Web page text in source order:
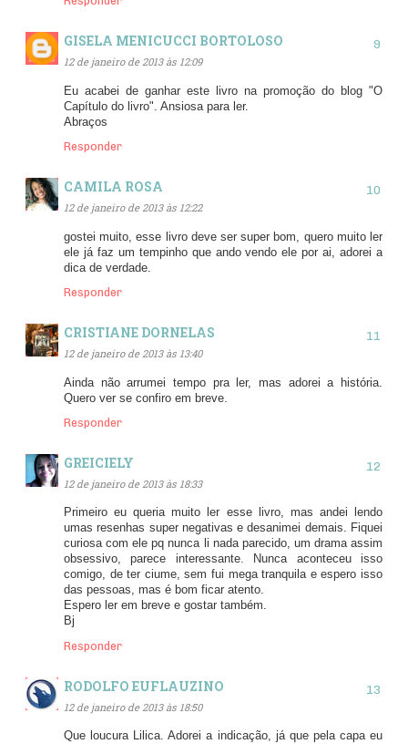
GISELA MENICUCCI BORTOLOSO
12 de janeiro de 2013 às 12:09
Eu acabei de ganhar este livro na promoção do blog "O
Capítulo do livro". Ansiosa para ler.
Abraços
Responder
CAMILA ROSA
12 de janeiro de 2013 às 12:22
gostei muito, esse livro deve ser super bom, quero muito ler
ele já faz um tempinho que ando vendo ele por ai, adorei a
dica de verdade.
Responder
CRISTIANE DORNELAS
12 de janeiro de 2013 às 13:40
Ainda não arrumei tempo pra ler, mas adorei a história.
Quero ver se confiro em breve.
Responder
GREICIELY
12 de janeiro de 2013 às 18:33
Primeiro eu queria muito ler esse livro, mas andei lendo
umas resenhas super negativas e desanimei demais. Fiquei
curiosa com ele pq nunca li nada parecido, um drama assim
obsessivo, parece interessante. Nunca aconteceu isso
comigo, de ter ciume, sem fui mega tranquila e espero isso
das pessoas, mas é bom ficar atento.
Espero ler em breve e gostar também.
Bj
Responder
RODOLFO EUFLAUZINO
12 de janeiro de 2013 às 18:50
Que loucura Lilica. Adorei a indicação, já que pela capa eu